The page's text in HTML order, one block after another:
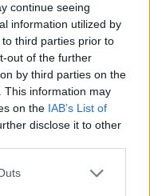
continue seeing
information utilized by
third parties prior to
out of the further
by third parties on the
This information may
on the IAB’s List of
disclose it to other
la maladie de
ma vie, sans la
je suis
3 fois par jour en
rends compte que